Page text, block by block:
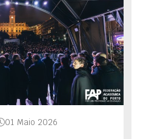
01 Maio 2026